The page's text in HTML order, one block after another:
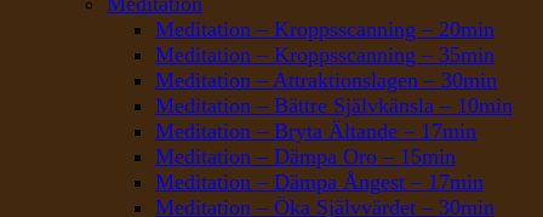
Meditation – Kroppsscanning – 20min
Meditation – Kroppsscanning – 35min
Meditation – Attraktionslagen – 30min
Meditation – Bättre Självkänsla – 10min
Meditation – Bryta Ältande – 17min
Meditation – Dämpa Oro – 15min
Meditation – Dämpa Ångest – 17min
Meditation – Öka Självvärdet – 30min